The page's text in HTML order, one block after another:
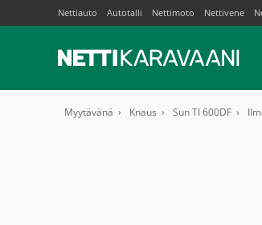
Nettiauto Autotalli Nettimoto Nettivene
Myytävänä Knaus Sun TI 600DF